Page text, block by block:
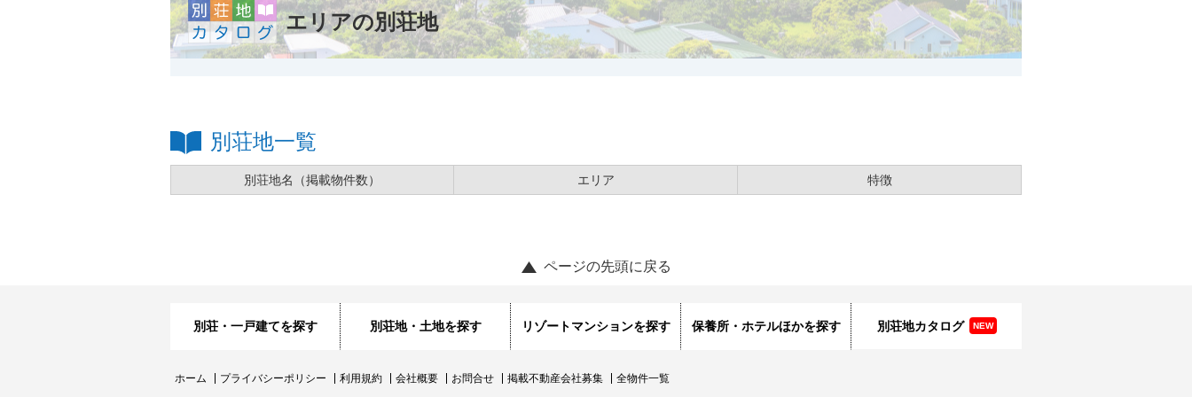
エリアの別荘地
別荘地一覧
別荘地名 （掲載物件数） エリア 特徴
ページの先頭に戻る
別荘・一戸建てを探す 別荘地・土地を探す リゾートマンションを探す 保養所・ホテルほかを探す 別荘地カタログ NEW
ホーム プライバシーポリシー 利用規約 会社概要 お問合せ 掲載不動産会社募集 全物件一覧